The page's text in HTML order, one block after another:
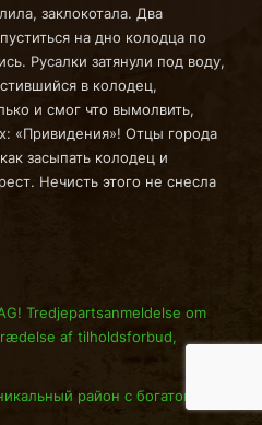
заклокотала. Два
на дно колодца по
Русалки затянули под воду,
в колодец,
и смог что вымолвить,
«Привидения»! Отцы города
засыпать колодец и
Нечисть этого не снесла
Tredjepartsanmeldelse om
af tilholdsforbud,
район с богатой